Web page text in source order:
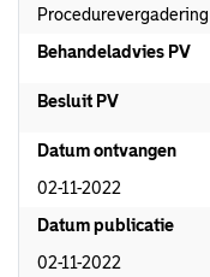
Behandeladvies PV
Besluit PV
Datum ontvangen
02-11-2022
Datum publicatie
02-11-2022